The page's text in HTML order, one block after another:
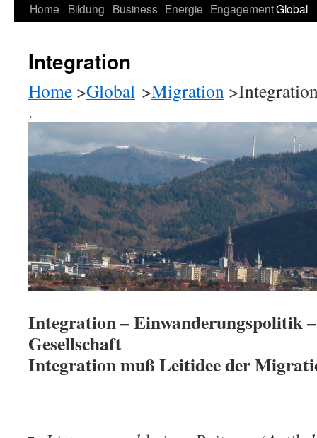
Home Bildung Business Energie EngagementGlobal
Integration
Home >Global >Migration
.
Integration – Einwanderungspolitik
Gesellschaft
Integration muß Leitidee der